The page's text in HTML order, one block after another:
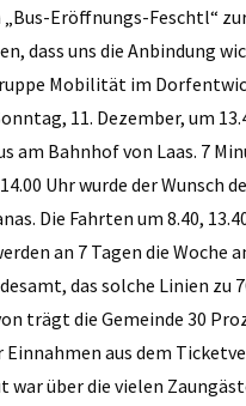
Eröffnungs-Feschtl“
dass uns die Anbindung
Mobilität im
11. Dezember, um
am Bahnhof von Laas. 7
Uhr wurde der Wunsch
Die Fahrten um 8.40,
an 7 Tagen die
das solche Linien
trägt die Gemeinde 30
Einnahmen aus dem
über die vielen